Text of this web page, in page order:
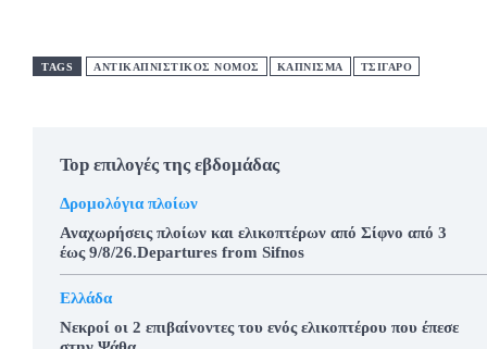
TAGS ΑΝΤΙΚΑΠΝΙΣΤΙΚΟΣ ΝΟΜΟΣ ΚΑΠΝΙΣΜΑ ΤΣΙΓΑΡΟ
Top επιλογές της εβδομάδας
Δρομολόγια πλοίων
Αναχωρήσεις πλοίων και ελικοπτέρων από Σίφνο από 3
έως 9/8/26.Departures from Sifnos
Ελλάδα
Νεκροί οι 2 επιβαίνοντες του ενός ελικοπτέρου που έπεσε